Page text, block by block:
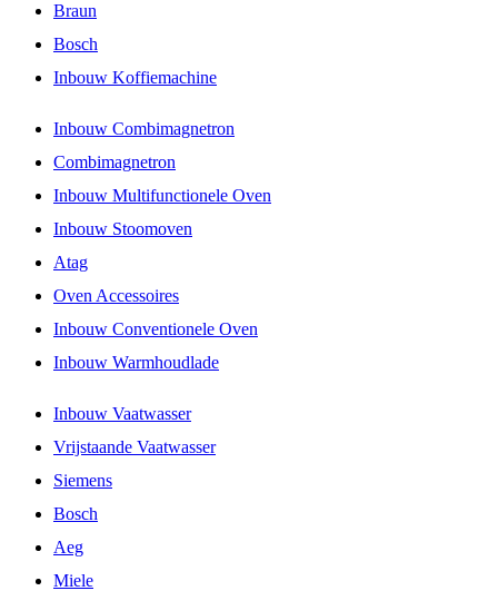
Braun
Bosch
Inbouw Koffiemachine
Inbouw Combimagnetron
Combimagnetron
Inbouw Multifunctionele Oven
Inbouw Stoomoven
Atag
Oven Accessoires
Inbouw Conventionele Oven
Inbouw Warmhoudlade
Inbouw Vaatwasser
Vrijstaande Vaatwasser
Siemens
Bosch
Aeg
Miele